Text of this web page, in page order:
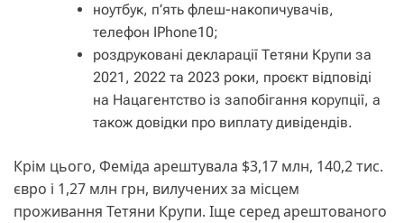
ноутбук, п’ять флеш-накопичувачів,
телефон IPhone10;
роздруковані декларації Тетяни Крупи за
2021, 2022 та 2023 роки, проєкт відповіді
на Нацагентство із запобігання корупції, а
також довідки про виплату дивідендів.
Крім цього, Феміда арештувала $3,17 млн, 140,2 тис.
євро і 1,27 млн грн, вилучених за місцем
проживання Тетяни Крупи. Іще серед арештованого